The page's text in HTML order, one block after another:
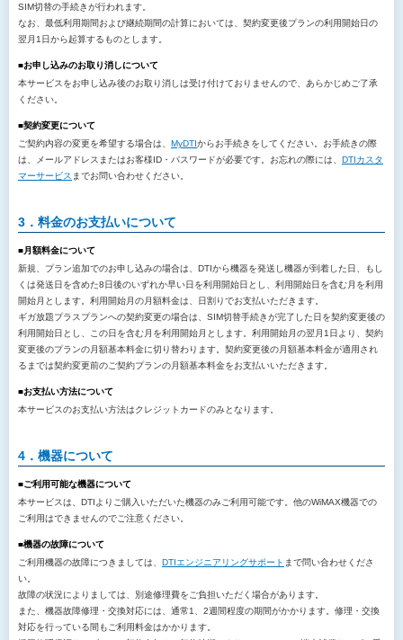
SIM切替の手続きが行われます。
なお、最低利用期間および継続期間の計算においては、契約変更後プランの利用開始日の
翌月1日から起算するものとします。
■お申し込みのお取り消しについて
本サービスをお申し込み後のお取り消しは受け付けておりませんので、あらかじめご了承
ください。
■契約変更について
ご契約内容の変更を希望する場合は、 MyDTIからお手続きをしてください。お手続きの際
は、メールアドレスまたはお客様ID・パスワードが必要です。お忘れの際には、 DTIカスタ
マーサービス までお問い合わせください。
3．料金のお支払いについて
■月額料金について
新規、プラン追加でのお申し込みの場合は、DTIから機器を発送し機器が到着した日、もし
くは発送日を含めた8日後のいずれか早い日を利用開始日とし、利用開始日を含む月を利用
開始月とします。利用開始月の月額料金は、日割りでお支払いただきます。
ギガ放題プラスプランへの契約変更の場合は、SIM切替手続きが完了した日を契約変更後の
利用開始日とし、この日を含む月を利用開始月とします。利用開始月の翌月1日より、契約
変更後のプランの月額基本料金に切り替わります。契約変更後の月額基本料金が適用され
るまでは契約変更前のご契約プランの月額基本料金をお支払いいただきます。
■お支払い方法について
本サービスのお支払い方法はクレジットカードのみとなります。
4．機器について
■ご利用可能な機器について
本サービスは、DTIよりご購入いただいた機器のみご利用可能です。他のWiMAX機器での
ご利用はできませんのでご注意ください。
■機器の故障について
ご利用機器の故障につきましては、 DTIエンジニアリングサポート まで問い合わせくださ
い。
故障の状況によりましては、別途修理費をご負担いただく場合があります。
また、機器故障修理・交換対応には、通常1、2週間程度の期間がかかります。修理・交換
対応を行っている間もご利用料金はかかります。